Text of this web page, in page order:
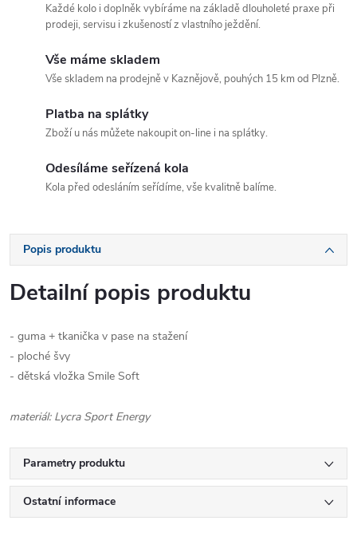
Každé kolo i doplněk vybíráme na základě dlouholeté praxe při
prodeji, servisu i zkušeností z vlastního ježdění.
Vše máme skladem
Vše skladem na prodejně v Kaznějově, pouhých 15 km od Plzně.
Platba na splátky
Zboží u nás můžete nakoupit on-line i na splátky.
Odesíláme seřízená kola
Kola před odesláním seřídíme, vše kvalitně balíme.
Popis produktu
Detailní popis produktu
- guma + tkanička v pase na stažení
- ploché švy
- dětská vložka Smile Soft
materiál: Lycra Sport Energy
Parametry produktu
Ostatní informace